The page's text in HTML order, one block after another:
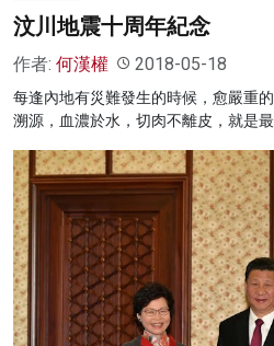
汶川地震十周年紀念
作者: 何漢權 2018-05-18
每逢內地有災難發生的時候，愈嚴重
溯源，血濃於水，切肉不離皮，就是最